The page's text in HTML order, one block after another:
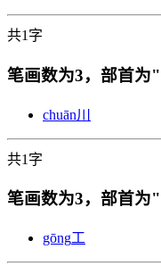
共1字
笔画数为3，部首为"
chuān川
共1字
笔画数为3，部首为"
gōng工